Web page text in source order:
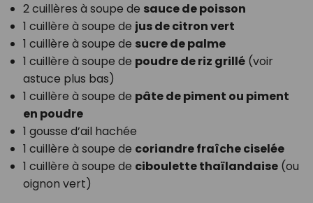
2 cuillères à soupe de sauce de poisson
1 cuillère à soupe de jus de citron vert
1 cuillère à soupe de sucre de palme
1 cuillère à soupe de poudre de riz grillé(voir
astuce plus bas)
1 cuillère à soupe de pâte de piment ou piment
en poudre
1 gousse d’ail hachée
1 cuillère à soupe de coriandre fraîche ciselée
1 cuillère à soupe de ciboulette thaïlandaise(ou
oignon vert)